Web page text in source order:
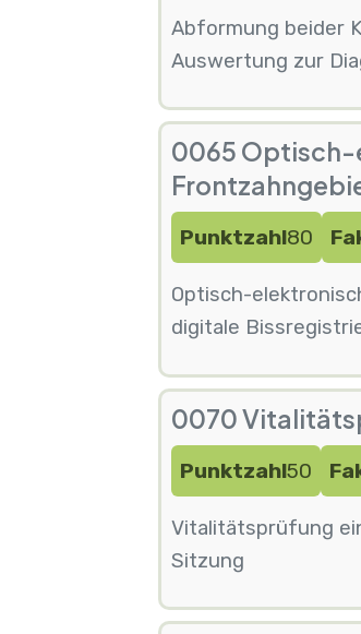
Abformung beider
Auswertung zur
0065 Optisch-
Punktzahl80
Optisch-
digitale
0070
Punktzahl50
Vitalitätsprüfung
Sitzung